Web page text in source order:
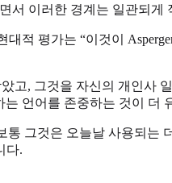
서 이러한 경계는 일관되게
적 평가는 “이것이
, 그것을 자신의 개인사
언어를 존중하는 것이 더
그것은 오늘날 사용되는
다.